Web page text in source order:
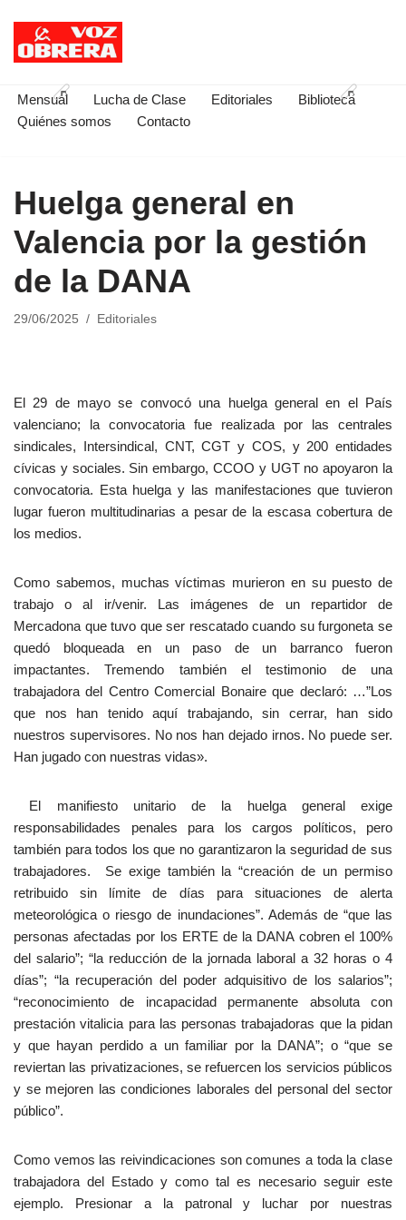
Saltar
contenido
Mensual Lucha de Clase Editoriales
Biblioteca
Quiénes somos
Contacto
Huelga general en
Valencia por la gestión
de la DANA
29/06/2025 Editoriales
El 29 de mayo se convocó una huelga general en el País
valenciano; la convocatoria fue realizada por las centrales
sindicales, Intersindical, CNT, CGT y COS, y 200 entidades
cívicas y sociales. Sin embargo, CCOO y UGT no apoyaron la
convocatoria. Esta huelga y las manifestaciones que tuvieron
lugar fueron multitudinarias a pesar de la escasa cobertura de
los medios.
Como sabemos, muchas víctimas murieron en su puesto de
trabajo o al ir/venir. Las imágenes de un repartidor de
Mercadona que tuvo que ser rescatado cuando su furgoneta se
quedó bloqueada en un paso de un barranco fueron
impactantes. Tremendo también el testimonio de una
trabajadora del Centro Comercial Bonaire que declaró: …”Los
que nos han tenido aquí trabajando, sin cerrar, han sido
nuestros supervisores. No nos han dejado irnos. No puede ser.
Han jugado con nuestras vidas».
El manifiesto unitario de la huelga general exige
responsabilidades penales para los cargos políticos, pero
también para todos los que no garantizaron la seguridad de sus
trabajadores. Se exige también la “creación de un permiso
retribuido sin límite de días para situaciones de alerta
meteorológica o riesgo de inundaciones”. Además de “que las
personas afectadas por los ERTE de la DANA cobren el 100%
del salario”; “la reducción de la jornada laboral a 32 horas o 4
días”; “la recuperación del poder adquisitivo de los salarios”;
“reconocimiento de incapacidad permanente absoluta con
prestación vitalicia para las personas trabajadoras que la pidan
y que hayan perdido a un familiar por la DANA”; o “que se
reviertan las privatizaciones, se refuercen los servicios públicos
y se mejoren las condiciones laborales del personal del sector
público”.
Como vemos las reivindicaciones son comunes a toda la clase
trabajadora del Estado y como tal es necesario seguir este
ejemplo. Presionar a la patronal y luchar por nuestras